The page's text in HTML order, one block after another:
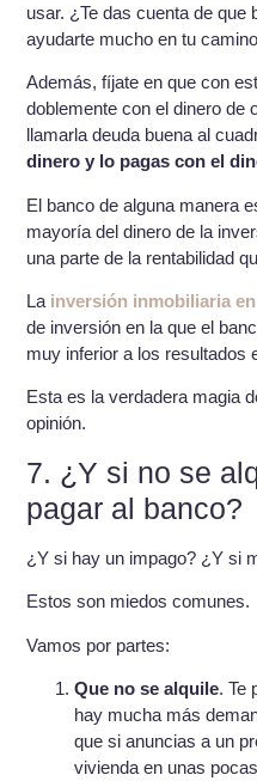
usar. ¿Te das cuenta de que
ayudarte mucho en tu
Además, fíjate en que con
doblemente con el dinero de
llamarla deuda buena al
dinero y lo pagas con el
El banco de alguna manera
mayoría del dinero de la
una parte de la rentabilidad
La inversión inmobiliaria
de inversión en la que el
muy inferior a los resultados
Esta es la verdadera magia
opinión.
7. ¿Y si no se
pagar al banco?
¿Y si hay un impago? ¿Y si
Estos son miedos comunes.
Vamos por partes:
Que no se alquile. Te
hay mucha más
que si anuncias a un
vivienda en unas